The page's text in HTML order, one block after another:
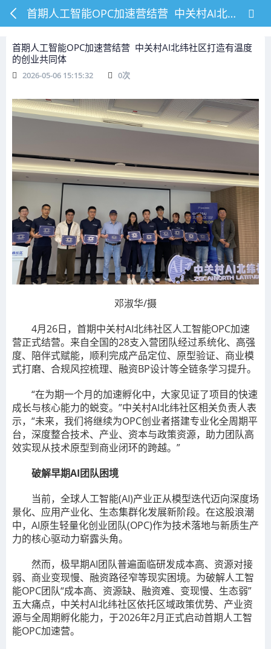
首期人工智能OPC加速营结营 ‌ 中关村AI北纬社区打造有温度的创业共同体
首期人工智能OPC加速营结营 ‌ 中关村AI北纬社区打造有温度
的创业共同体
2026-05-06 15:15:32 0次
邓淑华/摄
4月26日，首期中关村AI北纬社区人工智能OPC加速
营正式结营。来自全国的28支入营团队经过系统化、高强
度、陪伴式赋能，顺利完成产品定位、原型验证、商业模
式打磨、合规风控梳理、融资BP设计等全链条学习提升。
“在为期一个月的加速孵化中，大家见证了项目的快速
成长与核心能力的蜕变。”中关村AI北纬社区相关负责人表
示，“未来，我们将继续为OPC创业者搭建专业化全周期平
台，深度整合技术、产业、资本与政策资源，助力团队高
效实现从技术原型到商业闭环的跨越。”
破解早期AI团队困境
当前，全球人工智能(AI)产业正从模型迭代迈向深度场
景化、应用产业化、生态集群化发展新阶段。在这股浪潮
中，AI原生轻量化创业团队(OPC)作为技术落地与新质生产
力的核心驱动力崭露头角。
然而，极早期AI团队普遍面临研发成本高、资源对接
弱、商业变现慢、融资路径窄等现实困境。为破解人工智
能OPC团队“成本高、资源缺、融资难、变现慢、生态弱”
五大痛点，中关村AI北纬社区依托区域政策优势、产业资
源与全周期孵化能力，于2026年2月正式启动首期人工智
能OPC加速营。